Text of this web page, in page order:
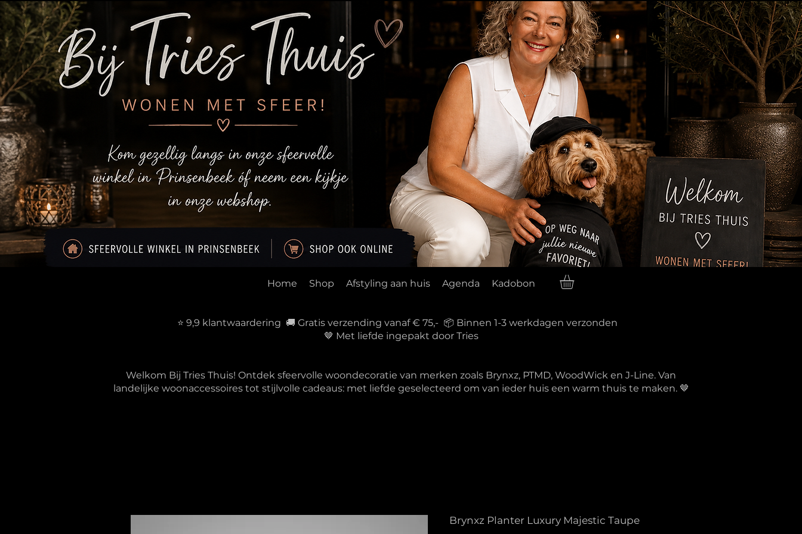
Home Shop Afstyling aan huis Agenda Kadobon
⭐ 9,9 klantwaardering 🚚 Gratis verzending vanaf € 75,- 📦 Binnen 1-3 werkdagen verzonden
🤎 Met liefde ingepakt door Tries
Welkom Bij Tries Thuis! Ontdek sfeervolle woondecoratie van merken zoals Brynxz, PTMD, WoodWick en J-Line. Van
landelijke woonaccessoires tot stijlvolle cadeaus: met liefde geselecteerd om van ieder huis een warm thuis te maken. 🤎
Brynxz Planter Luxury Majestic Taupe